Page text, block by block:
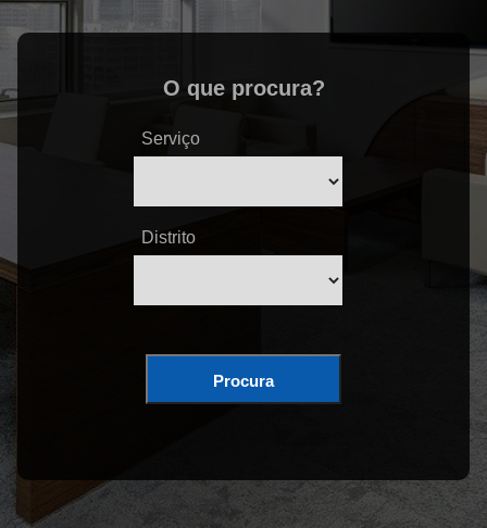
O que procura?
Serviço
Distrito
Procura